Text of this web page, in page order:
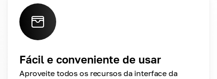
Fácil e conveniente de usar
Aproveite todos os recursos da interface da